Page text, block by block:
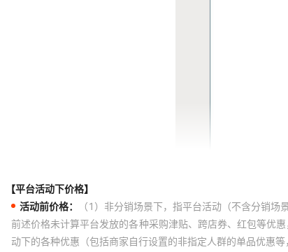
【平台活动下价格】
活动前价格：
（1）非分销场景下，指平台活动（不含分销
前述价格未计算平台发放的各种采购津贴、跨店券、红包等优
动下的各种优惠（包括商家自行设置的非指定人群的单品优惠